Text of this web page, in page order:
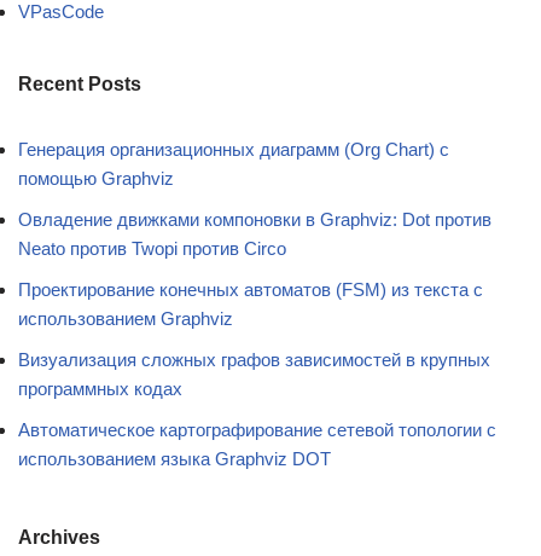
VPasCode
Recent Posts
Генерация организационных диаграмм (Org Chart) с
помощью Graphviz
Овладение движками компоновки в Graphviz: Dot против
Neato против Twopi против Circo
Проектирование конечных автоматов (FSM) из текста с
использованием Graphviz
Визуализация сложных графов зависимостей в крупных
программных кодах
Автоматическое картографирование сетевой топологии с
использованием языка Graphviz DOT
Archives